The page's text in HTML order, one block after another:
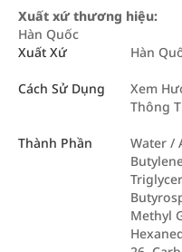
Xuất xứ thương hiệu:
Hàn Quốc
Xuất Xứ
Hàn
Cách Sử Dụng
Xem
Thông
Thành Phần
Water /
Methyl